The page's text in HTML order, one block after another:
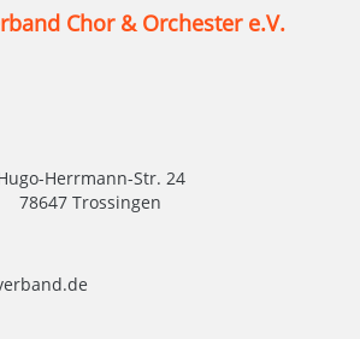
Chor & Orchester e.V.
Herrmann-Str. 24
78647 Trossingen